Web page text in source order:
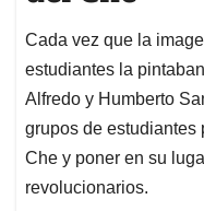
Cada vez que la
estudiantes la
Alfredo y Humberto
grupos de estudiantes
Che y poner en su
revolucionarios.